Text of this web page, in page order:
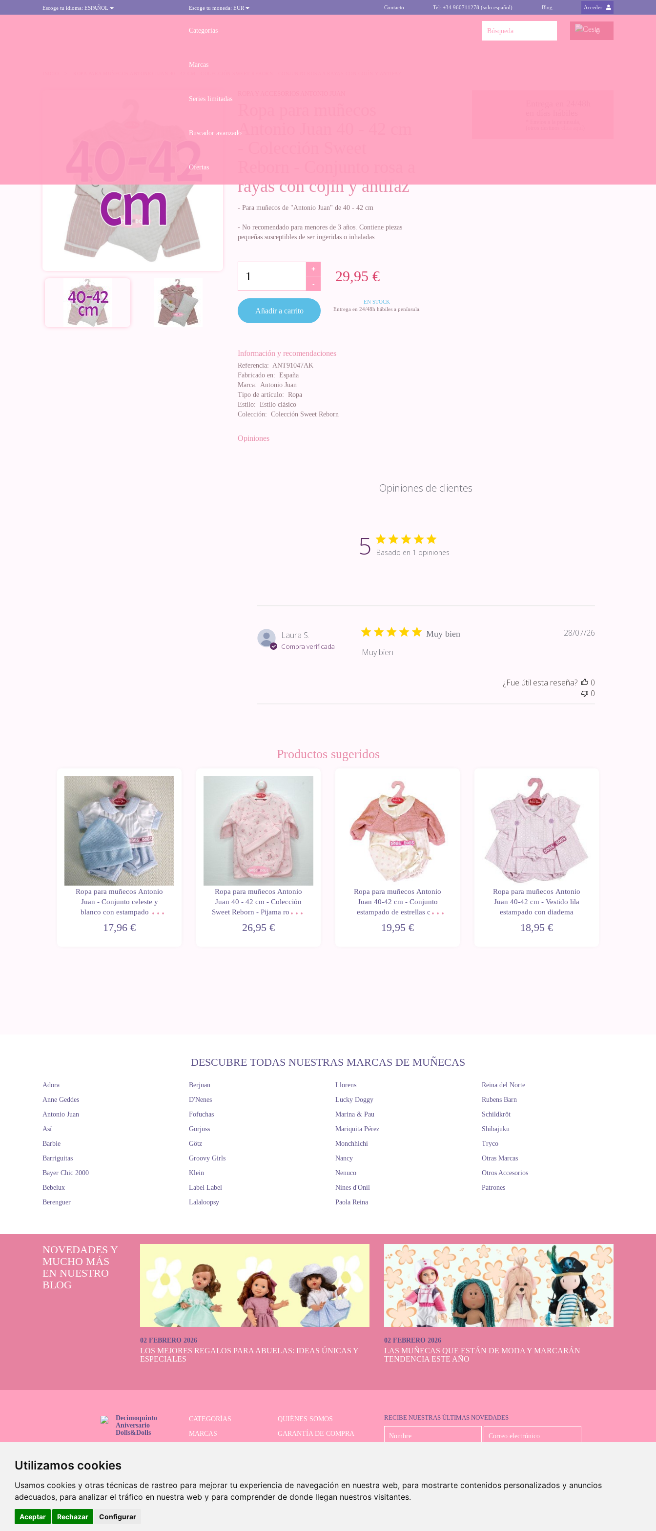
Utilizamos cookies
Usamos cookies y otras técnicas de rastreo para mejorar tu experiencia de navegación en nuestra web, para mostrarte contenidos personalizados y anuncios
adecuados, para analizar el tráfico en nuestra web y para comprender de donde llegan nuestros visitantes.
Aceptar Rechazar Configurar
Escoge tu idioma: ESPAÑOL Escoge tu moneda: EUR Contacto Tel: +34 960711278 (solo español) Blog Acceder
Categorías
Marcas
Series limitadas
Buscador avanzado
Ofertas
0
Antonio Juan 40 - 42 cm
rayas con cojín y antifaz
- Para muñecos de "Antonio Juan" de 40 - 42 cm
- No recomendado para menores de 3 años. Contiene piezas
pequeñas susceptibles de ser ingeridas o inhaladas.
29,95 €
+
-
EN STOCK
Entrega en 24/48h hábiles a península.
Añadir a carrito
Información y recomendaciones
Referencia: ANT91047AK
Fabricado en: España
Marca: Antonio Juan
Tipo de artículo: Ropa
Estilo: Estilo clásico
Colección: Colección Sweet Reborn
Opiniones
Opiniones de clientes
5 Basado en 1 opiniones
Laura S.
Compra verificada
Muy bien
Muy bien
Fecha
28/07/26
¿Fue útil esta reseña?
0
0
Productos sugeridos
Ropa para muñecos Antonio
Juan - Conjunto celeste y
blanco con estampado de
40-42 cm
17,96 €
Ropa para muñecos Antonio
Juan 40 - 42 cm - Colección
Sweet Reborn - Pijama rosa de
26,95 €
Ropa para muñecos Antonio
Juan 40-42 cm - Conjunto
estampado de estrellas con
19,95 €
Ropa para muñecos Antonio
Juan 40-42 cm - Vestido lila
estampado con diadema
18,95 €
DESCUBRE TODAS NUESTRAS MARCAS DE MUÑECAS
Adora
Anne Geddes
Antonio Juan
Así
Barbie
Barriguitas
Bayer Chic 2000
Bebelux
Berenguer
Berjuan
D'Nenes
Fofuchas
Gorjuss
Götz
Groovy Girls
Klein
Label Label
Lalaloopsy
Llorens
Lucky Doggy
Marina & Pau
Mariquita Pérez
Monchhichi
Nancy
Nenuco
Nines d'Onil
Paola Reina
Reina del Norte
Rubens Barn
Schildkröt
Shibajuku
Tryco
Otras Marcas
Otros Accesorios
Patrones
NOVEDADES Y
MUCHO MÁS
EN NUESTRO
BLOG
02 FEBRERO 2026
LOS MEJORES REGALOS PARA ABUELAS: IDEAS ÚNICAS Y
ESPECIALES
02 FEBRERO 2026
LAS MUÑECAS QUE ESTÁN DE MODA Y MARCARÁN
TENDENCIA ESTE AÑO
Decimoquinto
Aniversario
Dolls&Dolls
CATEGORÍAS
QUIÉNES SOMOS
MARCAS
GARANTÍA DE COMPRA
RECIBE NUESTRAS ÚLTIMAS NOVEDADES
©2026 Dolls And Dolls. Todos los derechos reservados.